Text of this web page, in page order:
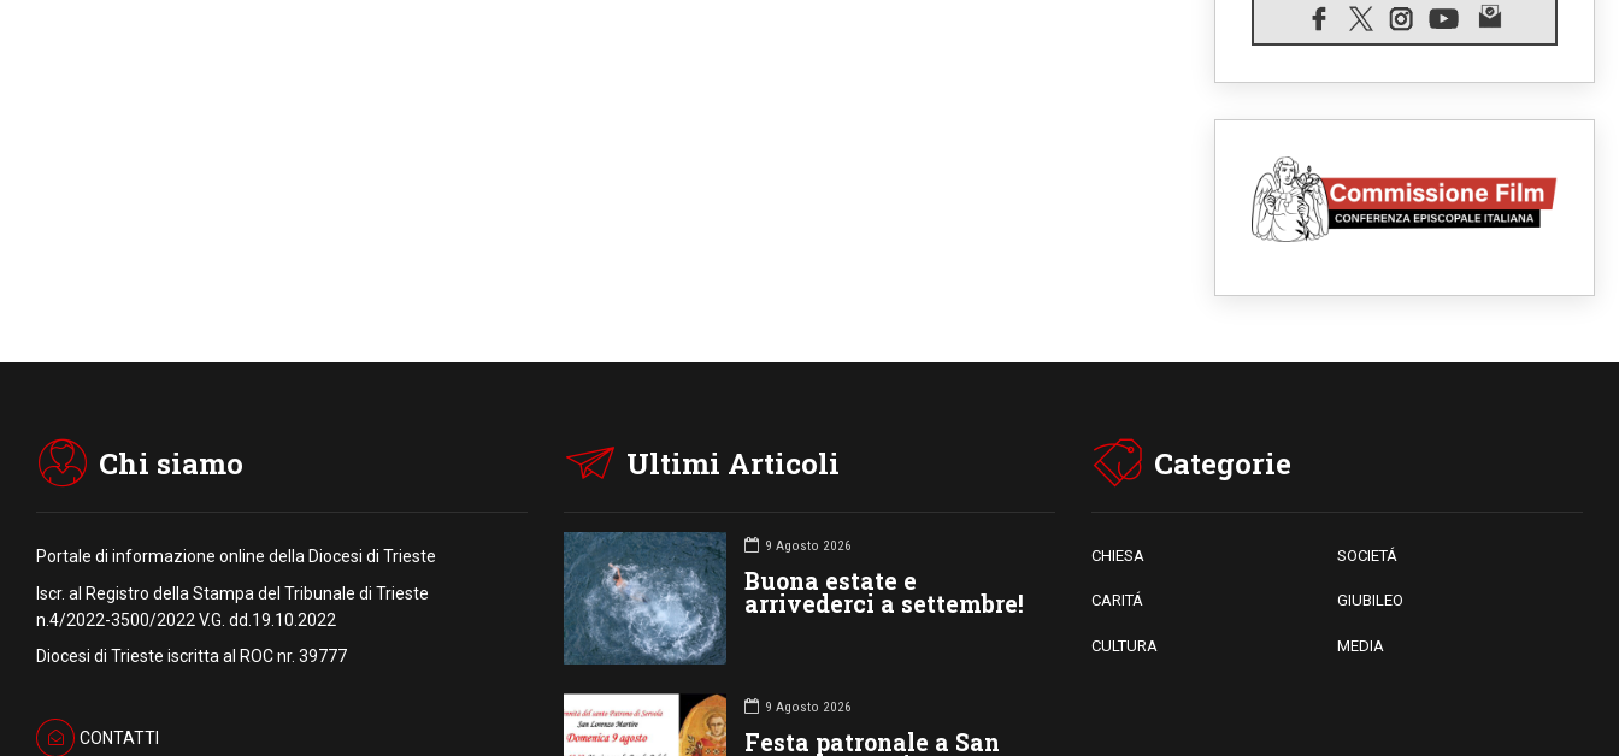
Il dialogo interreligioso, isola
di resistenza per rispondere
alle paure del mondo
linea: una Messa tra i detriti e
aiuti per gli sfollati
08.08.2026
abita nei palazzi del potere
Chi siamo
Portale di informazione online della Diocesi di Trieste
Iscr. al Registro della Stampa del Tribunale di Trieste
n.4/2022-3500/2022 V.G. dd.19.10.2022
Diocesi di Trieste iscritta al ROC nr. 39777
CONTATTI
Ultimi Articoli
9 Agosto 2026
Buona estate e
arrivederci a settembre!
9 Agosto 2026
Festa patronale a San
Categorie
CHIESA SOCIETÁ
CARITÁ GIUBILEO
CULTURA MEDIA